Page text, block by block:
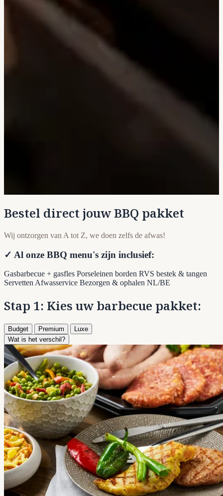
Bestel direct jouw BBQ pakket
Wij ontzorgen van A tot Z, we doen zelfs de afwas!
✓ Al onze BBQ menu's zijn inclusief:
Gasbarbecue + gasfles Porseleinen borden RVS bestek & tangen
ServettenAfwasservice Bezorgen & ophalen NL/BE
Stap 1: Kies uw barbecue pakket:
Budget Premium
Luxe
Wat is het verschil?